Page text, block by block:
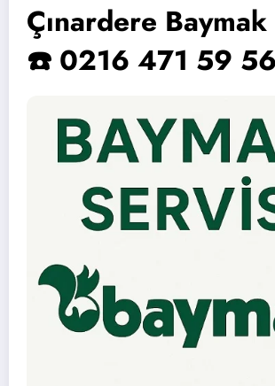
Çınardere
☎️ 0216 471 59 56